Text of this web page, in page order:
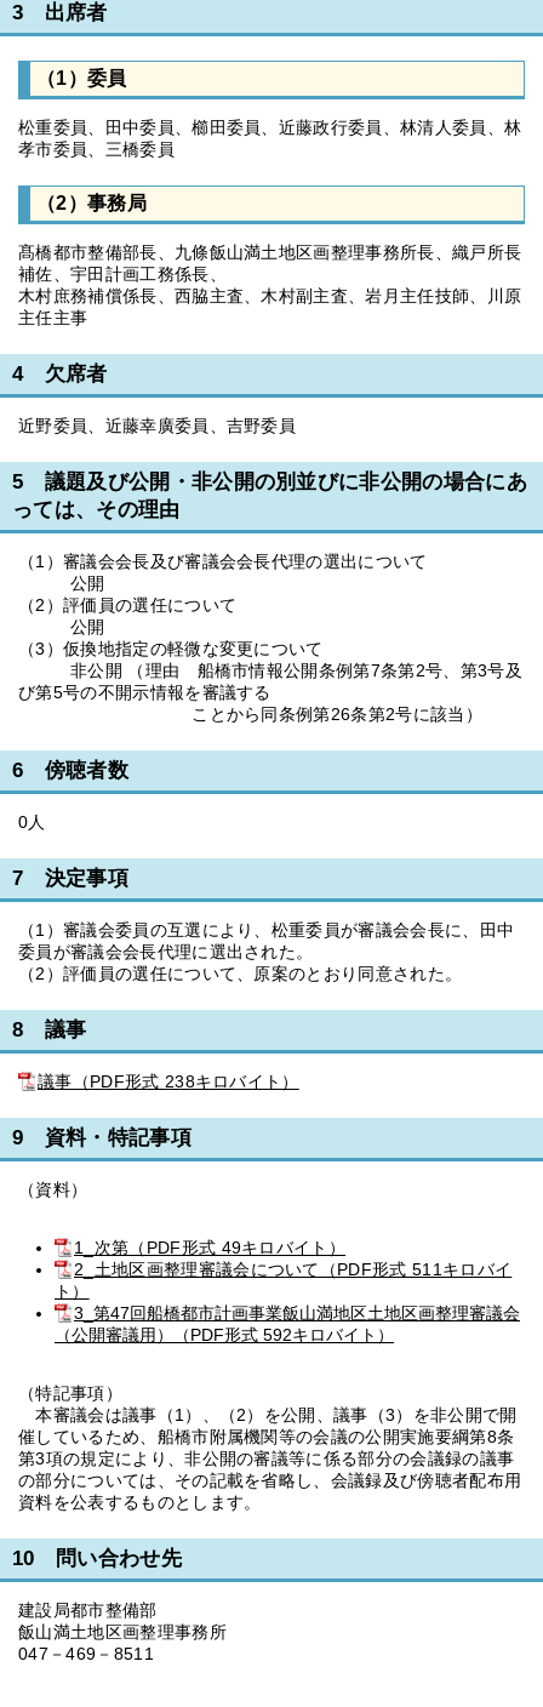
3 出席者
（1）委員
松重委員、田中委員、櫛田委員、近藤政行委員、林清人委員、林
孝市委員、三橋委員
（2）事務局
髙橋都市整備部長、九條飯山満土地区画整理事務所長、織戸所長
補佐、宇田計画工務係長、
木村庶務補償係長、西脇主査、木村副主査、岩月主任技師、川原
主任主事
4 欠席者
近野委員、近藤幸廣委員、吉野委員
5 議題及び公開・非公開の別並びに非公開の場合にあ
っては、その理由
（1）審議会会長及び審議会会長代理の選出について
公開
（2）評価員の選任について
公開
（3）仮換地指定の軽微な変更について
非公開 （理由 船橋市情報公開条例第7条第2号、第3号及
び第5号の不開示情報を審議する
ことから同条例第26条第2号に該当）
6 傍聴者数
0人
7 決定事項
（1）審議会委員の互選により、松重委員が審議会会長に、田中
委員が審議会会長代理に選出された。
（2）評価員の選任について、原案のとおり同意された。
8 議事
議事（PDF形式 238キロバイト）
9 資料・特記事項
（資料）
1_次第（PDF形式 49キロバイト）
2_土地区画整理審議会について（PDF形式 511キロバイ
ト）
3_第47回船橋都市計画事業飯山満地区土地区画整理審議会
（公開審議用）（PDF形式 592キロバイト）
（特記事項）
本審議会は議事（1）、（2）を公開、議事（3）を非公開で開
催しているため、船橋市附属機関等の会議の公開実施要綱第8条
第3項の規定により、非公開の審議等に係る部分の会議録の議事
の部分については、その記載を省略し、会議録及び傍聴者配布用
資料を公表するものとします。
10 問い合わせ先
建設局都市整備部
飯山満土地区画整理事務所
047－469－8511